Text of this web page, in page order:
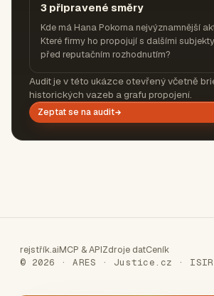
3 připravené směry
Kde má Hana Pokorna nejvýznamnější
Které firmy ho propojují s dalšími
před reputačním rozhodnutím?
Audit je v této ukázce otevřený včetně
historických vazeb a grafu propojení.
Zeptat se na audit
rejstřík.aiMCP & APIZdroje datCeník
© 2026 · ARES · Justice.cz · ISIR